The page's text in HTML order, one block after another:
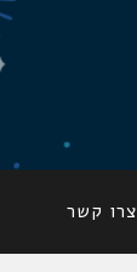
צרו קשר